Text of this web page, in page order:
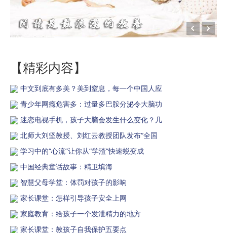
【精彩内容】
中文到底有多美？美到窒息，每一个中国人应
青少年网瘾危害多：过量多巴胺分泌令大脑功
迷恋电视手机，孩子大脑会发生什么变化？几
北师大刘坚教授、刘红云教授团队发布“全国
学习中的“心流”让你从“学渣”快速蜕变成
中国经典童话故事：精卫填海
智慧父母学堂：体罚对孩子的影响
家长课堂：怎样引导孩子安全上网
家庭教育：给孩子一个发泄精力的地方
家长课堂：教孩子自我保护五要点